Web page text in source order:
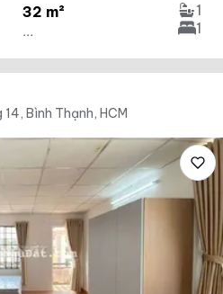
32 m²
...
1
1
14, Bình Thạnh, HCM